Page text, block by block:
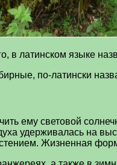
в латинском языке
по-латински
ему световой
удерживалась на
Жизненная